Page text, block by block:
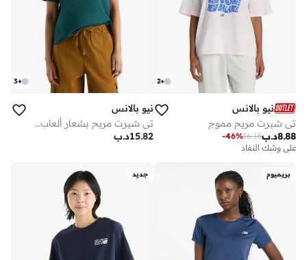
+
2
نيو بالانس
تي شيرت مريح مموج
د.ب8.88
16.15
-46%
على وشك النفاد
+
3
نيو بالانس
تي شيرت مريح بشعار ألعاب القوى المميز
د.ب15.82
بريميوم جديد